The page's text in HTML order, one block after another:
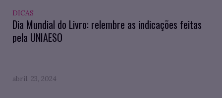
DICAS
Dia Mundial do Livro: relembre as indicações feitas
pela UNIAESO
abril. 23, 2024